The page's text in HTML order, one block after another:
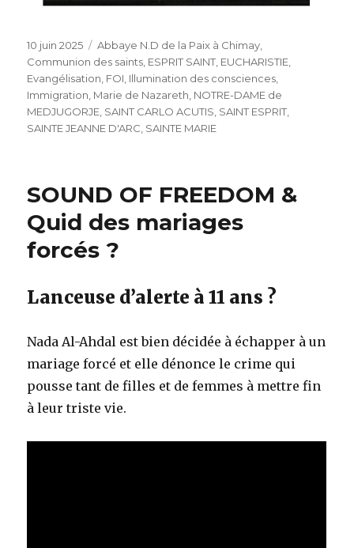
Publié
le
10 juin 2025 Catégories
Abbaye N.D de la Paix à Chimay
Communion des saints ESPRIT SAINT EUCHARISTIE
Evangélisation FOI Illumination des consciences
Immigration Marie de Nazareth NOTRE-DAME de
MEDJUGORJE SAINT CARLO ACUTIS SAINT ESPRIT
SAINTE JEANNE D'ARC SAINTE MARIE
SOUND OF FREEDOM &
Quid des mariages
forcés ?
Lanceuse d’alerte à 11 ans ?
Nada Al-Ahdal est bien décidée à échapper à un
mariage forcé et elle dénonce le crime qui
pousse tant de filles et de femmes à mettre fin
à leur triste vie.